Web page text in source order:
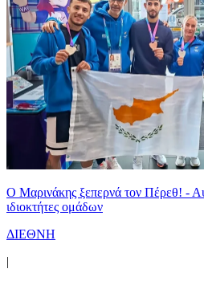
Ο Μαρινάκης ξεπερνά τον Πέρεθ! -
ιδιοκτήτες ομάδων
ΔΙΕΘΝΗ
|